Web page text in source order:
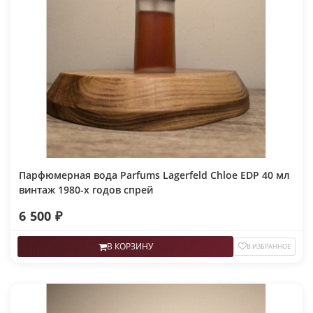
Парфюмерная вода Parfums Lagerfeld Chloe EDP 40 мл
винтаж 1980-х годов спрей
6 500 ₽
В КОРЗИНУ В ИЗБРАННОЕ